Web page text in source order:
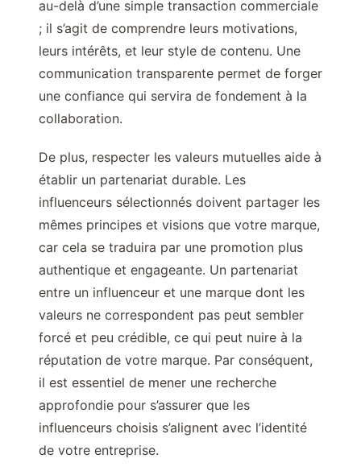
au-delà d’une simple transaction commerciale
; il s’agit de comprendre leurs motivations,
leurs intérêts, et leur style de contenu. Une
communication transparente permet de forger
une confiance qui servira de fondement à la
collaboration.
De plus, respecter les valeurs mutuelles aide à
établir un partenariat durable. Les
influenceurs sélectionnés doivent partager les
mêmes principes et visions que votre marque,
car cela se traduira par une promotion plus
authentique et engageante. Un partenariat
entre un influenceur et une marque dont les
valeurs ne correspondent pas peut sembler
forcé et peu crédible, ce qui peut nuire à la
réputation de votre marque. Par conséquent,
il est essentiel de mener une recherche
approfondie pour s’assurer que les
influenceurs choisis s’alignent avec l’identité
de votre entreprise.